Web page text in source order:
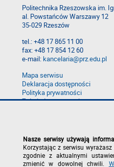
Politechnika Rzeszowska im.
al. Powstańców Warszawy 12
35-029 Rzeszów
tel.: +48 17 865 11 00
fax: +48 17 854 12 60
e-mail:kancelaria@prz.edu.pl
Mapa serwisu
Deklaracja dostępności
Polityka prywatności
Zgłoś błąd na stronie
Nasze serwisy używają
Korzystając z serwisu
zgodnie z aktualnymi
zmienić w dowolnej chwili.